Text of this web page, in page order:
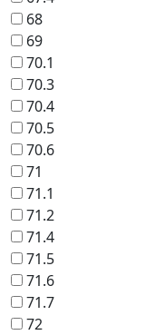
68
69
70.1
70.3
70.4
70.5
70.6
71
71.1
71.2
71.4
71.5
71.6
71.7
72